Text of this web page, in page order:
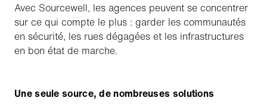
Avec Sourcewell, les agences peuvent se concentrer
sur ce qui compte le plus : garder les communautés
en sécurité, les rues dégagées et les infrastructures
en bon état de marche.
Une seule source, de nombreuses solutions